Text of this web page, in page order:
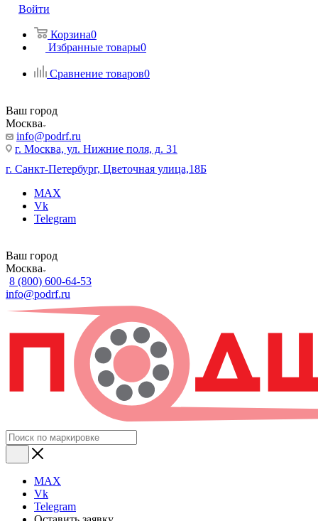
Войти
Корзина0
Избранные товары0
Сравнение товаров0
Ваш город
Москва
info@podrf.ru
г. Москва, ул. Нижние поля, д. 31
г. Санкт-Петербург, Цветочная улица,18Б
MAX
Vk
Telegram
Ваш город
Москва
8 (800) 600-64-53
info@podrf.ru
MAX
Vk
Telegram